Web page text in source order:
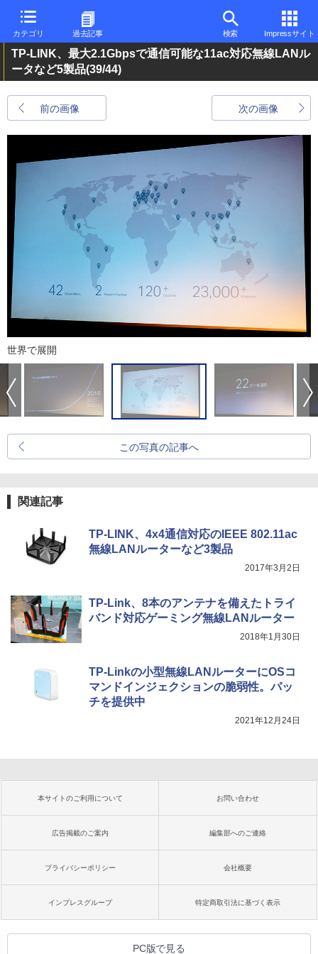
カテゴリ 過去記事 検索 Impressサイト
TP-LINK、最大2.1Gbpsで通信可能な11ac対応無線LANル
ータなど5製品(39/44)
前の画像 次の画像
世界で展開
この写真の記事へ
関連記事
TP-LINK、4x4通信対応のIEEE 802.11ac
無線LANルーターなど3製品
2017年3月2日
TP-Link、8本のアンテナを備えたトライ
バンド対応ゲーミング無線LANルーター
2018年1月30日
TP-Linkの小型無線LANルーターにOSコ
マンドインジェクションの脆弱性。パッ
チを提供中
2021年12月24日
本サイトのご利用について お問い合わせ
広告掲載のご案内 編集部へのご連絡
プライバシーポリシー 会社概要
インプレスグループ 特定商取引法に基づく表示
PC版で見る